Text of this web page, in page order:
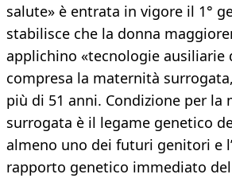
salute» è entrata in vigore il 1°
stabilisce che la donna
applichino «tecnologie ausiliarie
compresa la maternità
più di 51 anni. Condizione per la
surrogata è il legame genetico
almeno uno dei futuri genitori e
rapporto genetico immediato